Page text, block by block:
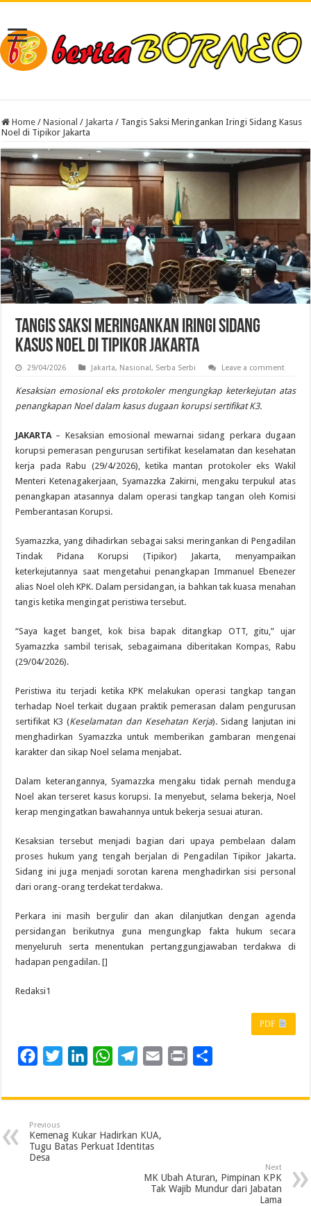
Home / Nasional / Jakarta / Tangis Saksi Meringankan Iringi Sidang Kasus
Noel di Tipikor Jakarta
Tangis Saksi Meringankan Iringi Sidang
Kasus Noel di Tipikor Jakarta
29/04/2026 Jakarta, Nasional, Serba Serbi Leave a comment
Kesaksian emosional eks protokoler mengungkap keterkejutan atas
penangkapan Noel dalam kasus dugaan korupsi sertifikat K3.
JAKARTA – Kesaksian emosional mewarnai sidang perkara dugaan
korupsi pemerasan pengurusan sertifikat keselamatan dan kesehatan
kerja pada Rabu (29/4/2026), ketika mantan protokoler eks Wakil
Menteri Ketenagakerjaan, Syamazzka Zakirni, mengaku terpukul atas
penangkapan atasannya dalam operasi tangkap tangan oleh Komisi
Pemberantasan Korupsi.
Syamazzka, yang dihadirkan sebagai saksi meringankan di Pengadilan
Tindak Pidana Korupsi (Tipikor) Jakarta, menyampaikan
keterkejutannya saat mengetahui penangkapan Immanuel Ebenezer
alias Noel oleh KPK. Dalam persidangan, ia bahkan tak kuasa menahan
tangis ketika mengingat peristiwa tersebut.
“Saya kaget banget, kok bisa bapak ditangkap OTT, gitu,” ujar
Syamazzka sambil terisak, sebagaimana diberitakan Kompas, Rabu
(29/04/2026).
Peristiwa itu terjadi ketika KPK melakukan operasi tangkap tangan
terhadap Noel terkait dugaan praktik pemerasan dalam pengurusan
sertifikat K3 (Keselamatan dan Kesehatan Kerja). Sidang lanjutan ini
menghadirkan Syamazzka untuk memberikan gambaran mengenai
karakter dan sikap Noel selama menjabat.
Dalam keterangannya, Syamazzka mengaku tidak pernah menduga
Noel akan terseret kasus korupsi. Ia menyebut, selama bekerja, Noel
kerap mengingatkan bawahannya untuk bekerja sesuai aturan.
Kesaksian tersebut menjadi bagian dari upaya pembelaan dalam
proses hukum yang tengah berjalan di Pengadilan Tipikor Jakarta.
Sidang ini juga menjadi sorotan karena menghadirkan sisi personal
dari orang-orang terdekat terdakwa.
Perkara ini masih bergulir dan akan dilanjutkan dengan agenda
persidangan berikutnya guna mengungkap fakta hukum secara
menyeluruh serta menentukan pertanggungjawaban terdakwa di
hadapan pengadilan. []
Redaksi1
PDF
c
b
o
i
t
e
n
e
d
W
a
s
A
l
g
r
a
i
a
Previous
Kemenag Kukar Hadirkan KUA,
Tugu Batas Perkuat Identitas
Desa
Next
MK Ubah Aturan, Pimpinan KPK
Tak Wajib Mundur dari Jabatan
Lama